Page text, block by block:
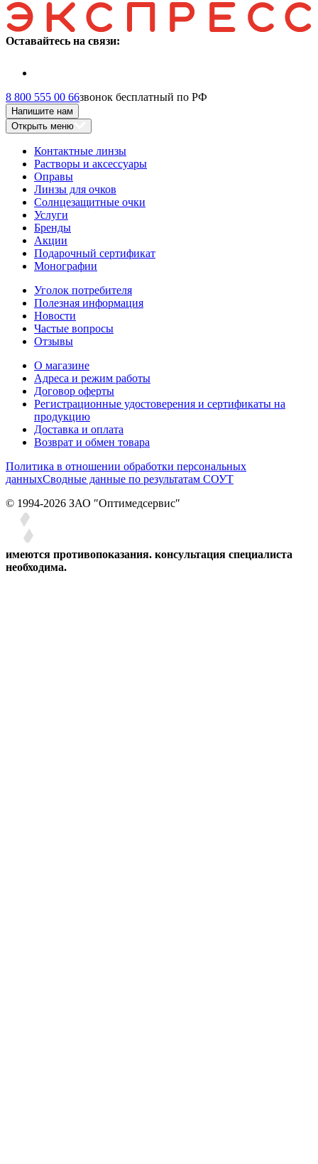
Оставайтесь на связи:
8 800 555 00 66звонок бесплатный по РФ
Напишите нам
Открыть меню
Контактные линзы
Растворы и аксессуары
Оправы
Линзы для очков
Солнцезащитные очки
Услуги
Бренды
Акции
Подарочный сертификат
Монографии
Уголок потребителя
Полезная информация
Новости
Частые вопросы
Отзывы
О магазине
Адреса и режим работы
Договор оферты
Регистрационные удостоверения и сертификаты на
продукцию
Доставка и оплата
Возврат и обмен товара
Политика в отношении обработки персональных
данныхСводные данные по результатам СОУТ
© 1994-2026 ЗАО ″Оптимедсервис″
имеются противопоказания. консультация специалиста
необходима.